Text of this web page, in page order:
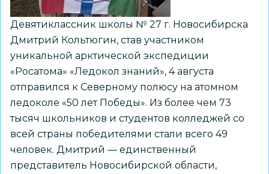
истории
Девятиклассник школы № 27 г. Новосибирска
Дмитрий Кольтюгин, став участником
уникальной арктической экспедиции
«Росатома» «Ледокол знаний», 4 августа
отправился к Северному полюсу на атомном
ледоколе «50 лет Победы». Из более чем 73
тысяч школьников и студентов колледжей со
всей страны победителями стали всего 49
человек. Дмитрий — единственный
представитель Новосибирской области,